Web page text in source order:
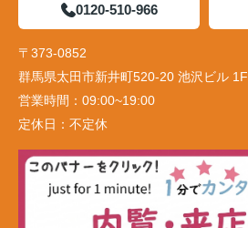
0120-510-966
〒373-0852
群馬県太田市新井町520-20 池沢ビル 1F
営業時間： 09:00~19:00
定休日： 不定休